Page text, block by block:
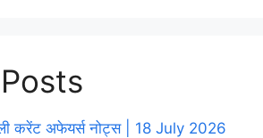
करेंट अफेयर्स नोट्स | 18 July 2026